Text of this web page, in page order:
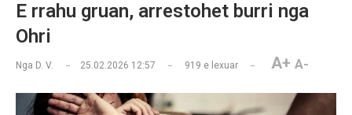
E rrahu gruan, arrestohet burri nga
Ohri
Nga D. V. 25.02.2026 12:57 919 e lexuar A+ A-